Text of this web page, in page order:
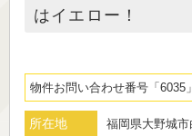
はイエロー！
物件お問い合わせ番号 6035
所在地 福岡県大野城市